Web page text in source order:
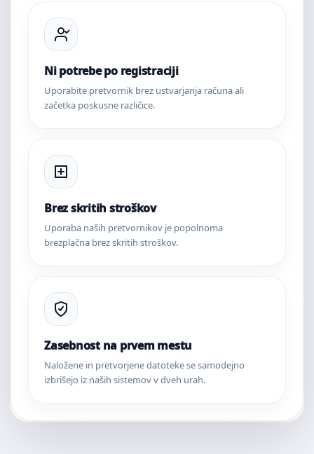
Ni potrebe po registraciji
Uporabite pretvornik brez ustvarjanja računa ali
začetka poskusne različice.
Brez skritih stroškov
Uporaba naših pretvornikov je popolnoma
brezplačna brez skritih stroškov.
Zasebnost na prvem mestu
Naložene in pretvorjene datoteke se samodejno
izbrišejo iz naših sistemov v dveh urah.